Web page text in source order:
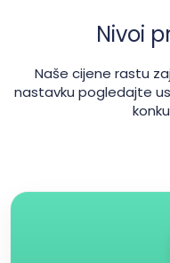
Nivoi
Naše cijene rastu
nastavku pogledajte